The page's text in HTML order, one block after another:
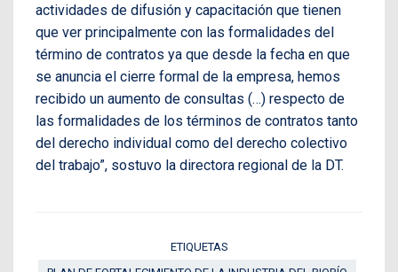
actividades de difusión y capacitación que tienen
que ver principalmente con las formalidades del
término de contratos ya que desde la fecha en que
se anuncia el cierre formal de la empresa, hemos
recibido un aumento de consultas (…) respecto de
las formalidades de los términos de contratos tanto
del derecho individual como del derecho colectivo
del trabajo”, sostuvo la directora regional de la DT.
ETIQUETAS